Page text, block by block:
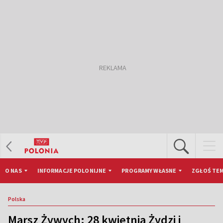
O NAS INFORMACJE POLONIJNE PROGRAMY WŁASNE ZGŁOŚ
Polska
Marsz Żywych: 28 kwietnia Żydzi i